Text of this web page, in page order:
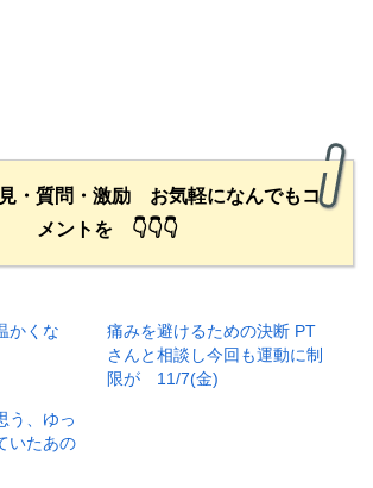
・質問・激励 お気軽になんでもコ
メントを 👇👇👇
かくな
痛みを避けるための決断 PT
さんと相談し今回も運動に制
限が 11/7(金)
う、ゆっ
いたあの